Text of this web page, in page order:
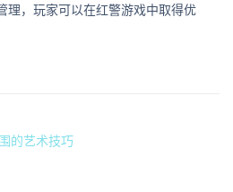
理，玩家可以在红警游戏中取得优
的艺术技巧